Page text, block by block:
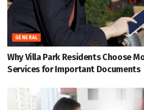
GENERAL
Why Villa Park Residents Choose
Services for Important Documents